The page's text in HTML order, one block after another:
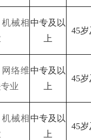
械相 中专及以
上
45
络维
业
中专及以
上
45
械相 中专及以
上
45